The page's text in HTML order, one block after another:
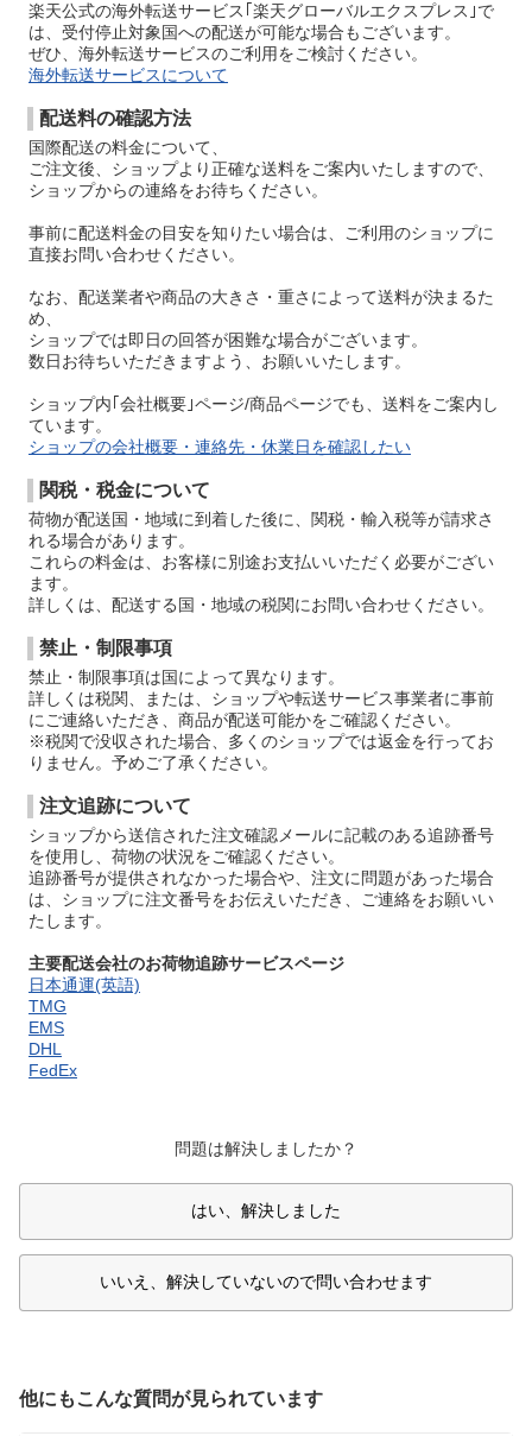
楽天公式の海外転送サービス｢楽天グローバルエクスプレス｣で
は、受付停止対象国への配送が可能な場合もございます。
ぜひ、海外転送サービスのご利用をご検討ください。
海外転送サービスについて
配送料の確認方法
国際配送の料金について、
ご注文後、ショップより正確な送料をご案内いたしますので、
ショップからの連絡をお待ちください。
事前に配送料金の目安を知りたい場合は、ご利用のショップに
直接お問い合わせください。
なお、配送業者や商品の大きさ・重さによって送料が決まるた
め、
ショップでは即日の回答が困難な場合がございます。
数日お待ちいただきますよう、お願いいたします。
ショップ内｢会社概要｣ページ/商品ページでも、送料をご案内し
ています。
ショップの会社概要・連絡先・休業日を確認したい
関税・税金について
荷物が配送国・地域に到着した後に、関税・輸入税等が請求さ
れる場合があります。
これらの料金は、お客様に別途お支払いいただく必要がござい
ます。
詳しくは、配送する国・地域の税関にお問い合わせください。
禁止・制限事項
禁止・制限事項は国によって異なります。
詳しくは税関、または、ショップや転送サービス事業者に事前
にご連絡いただき、商品が配送可能かをご確認ください。
※税関で没収された場合、多くのショップでは返金を行ってお
りません。予めご了承ください。
注文追跡について
ショップから送信された注文確認メールに記載のある追跡番号
を使用し、荷物の状況をご確認ください。
追跡番号が提供されなかった場合や、注文に問題があった場合
は、ショップに注文番号をお伝えいただき、ご連絡をお願いい
たします。
主要配送会社のお荷物追跡サービスページ
日本通運(英語)
TMG
EMS
DHL
FedEx
問題は解決しましたか？
はい、解決しました
いいえ、解決していないので問い合わせます
他にもこんな質問が見られています